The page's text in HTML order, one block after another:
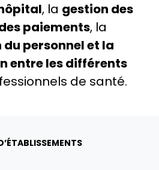
, la gestion des
paiements, la
personnel et la
entre les différents
de santé.